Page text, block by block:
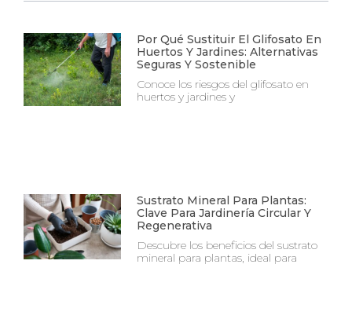
Por Qué Sustituir El Glifosato En
Huertos Y Jardines: Alternativas
Seguras Y Sostenible
Conoce los riesgos del glifosato en
huertos y jardines y
Sustrato Mineral Para Plantas:
Clave Para Jardinería Circular Y
Regenerativa
Descubre los beneficios del sustrato
mineral para plantas, ideal para